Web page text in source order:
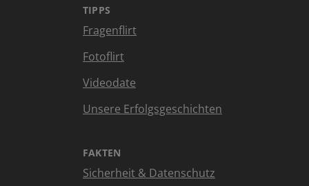
TIPPS
Fragenflirt
Fotoflirt
Videodate
Unsere Erfolgsgeschichten
FAKTEN
Sicherheit & Datenschutz